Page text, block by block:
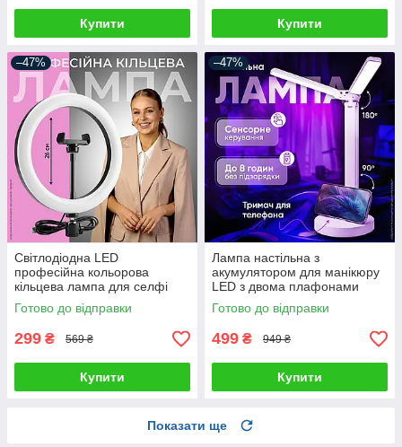
Купити Купити
–47%
Світлодіодна LED
професійна кольорова
кільцева лампа для селфі
блогерів предметної зйомки
26 см для фото і відео
Готово до відправки
299 ₴ 569 ₴
Купити
–47%
Лампа настільна з
акумулятором для манікюру
LED з двома плафонами
підставкою для телефону
сенсорним керуванням 3
режими світла
Готово до відправки
499 ₴ 949 ₴
Купити
Показати ще